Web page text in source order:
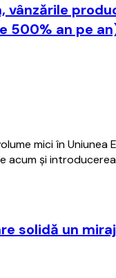
vânzările
500% an pe
mici în
şi
solidă un